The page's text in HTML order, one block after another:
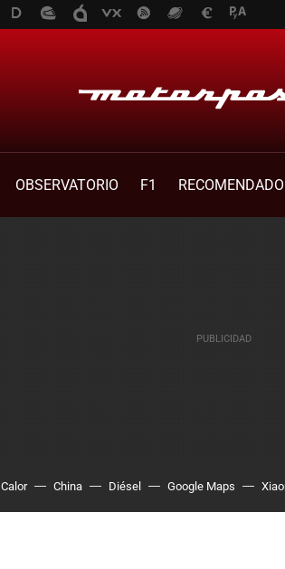
OBSERVATORIO F1
Calor China Diésel Google Maps